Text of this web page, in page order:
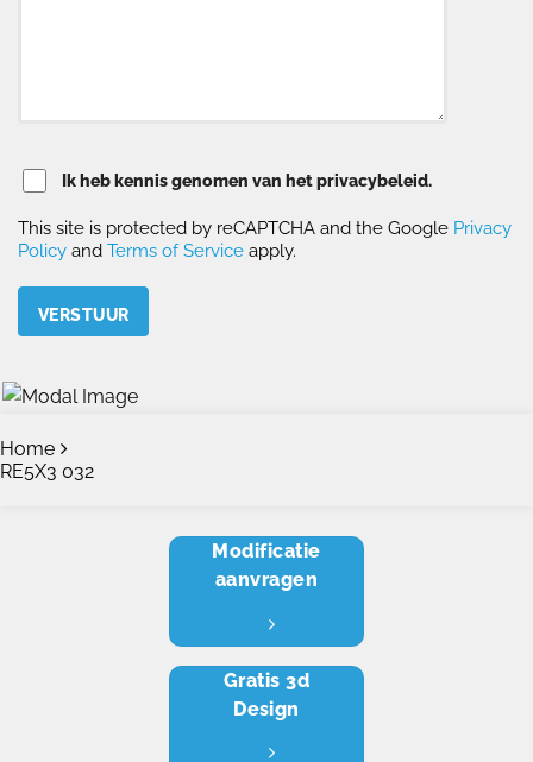
Ik heb kennis genomen van het privacybeleid.
This site is protected by reCAPTCHA and the Google Privacy
Policy and Terms of Service apply.
Home
RE5X3 032
Modificatie
aanvragen
Gratis 3d
Design